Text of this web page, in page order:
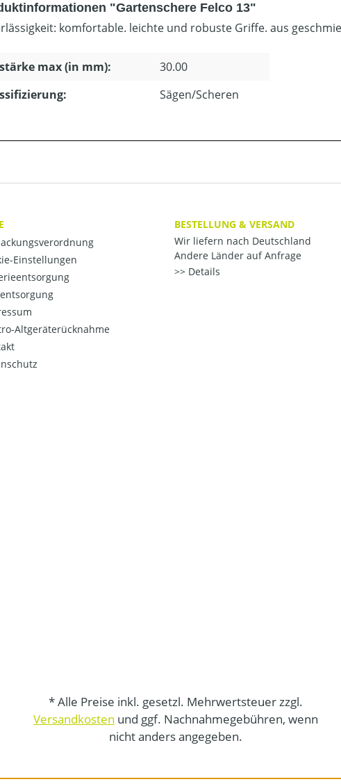
"Gartenschere Felco 13"
komfortable. leichte und robuste Griffe. aus
max (in mm):
30.00
Sägen/Scheren
Einstellungen
Altgeräterücknahme
BESTELLUNG & VERSAND
Wir liefern nach Deutschland
Andere Länder auf Anfrage
Details
* Alle Preise inkl. gesetzl. Mehrwertsteuer zzgl.
Versandkosten und ggf. Nachnahmegebühren, wenn
nicht anders angegeben.